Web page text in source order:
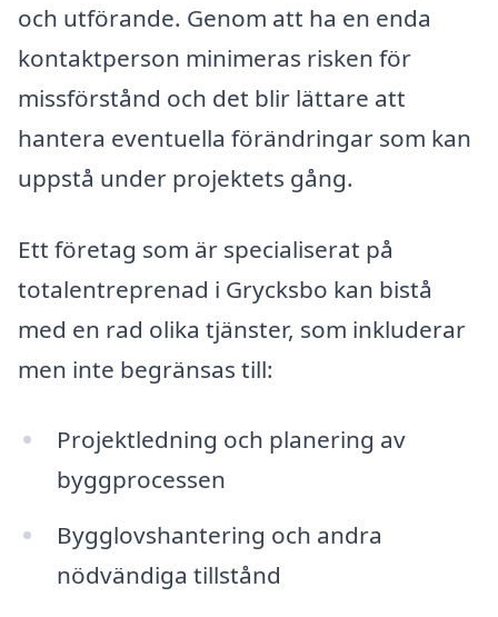
och utförande. Genom att ha en enda
kontaktperson minimeras risken för
missförstånd och det blir lättare att
hantera eventuella förändringar som kan
uppstå under projektets gång.
Ett företag som är specialiserat på
totalentreprenad i Grycksbo kan bistå
med en rad olika tjänster, som inkluderar
men inte begränsas till:
Projektledning och planering av
byggprocessen
Bygglovshantering och andra
nödvändiga tillstånd